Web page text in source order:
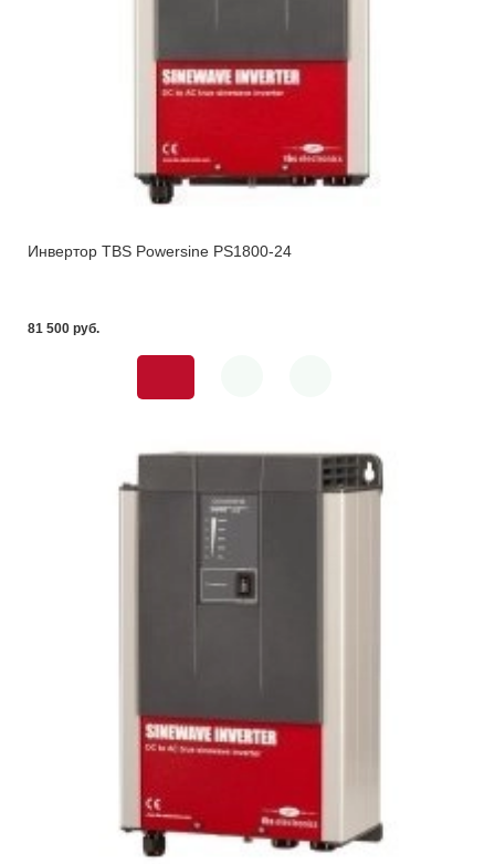
Инвертор TBS Powersine PS1800-24
81 500 pуб.